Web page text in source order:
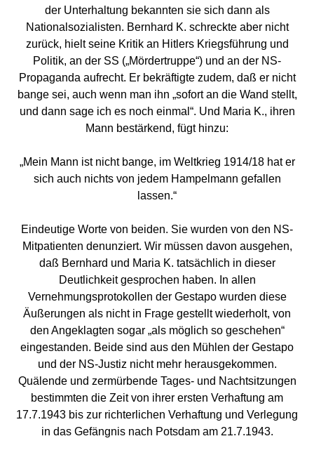
der Unterhaltung bekannten sie sich dann als
Nationalsozialisten. Bernhard K. schreckte aber nicht
zurück, hielt seine Kritik an Hitlers Kriegsführung und
Politik, an der SS („Mördertruppe“) und an der NS-
Propaganda aufrecht. Er bekräftigte zudem, daß er nicht
bange sei, auch wenn man ihn „sofort an die Wand stellt,
und dann sage ich es noch einmal“. Und Maria K., ihren
Mann bestärkend, fügt hinzu:
„Mein Mann ist nicht bange, im Weltkrieg 1914/18 hat er
sich auch nichts von jedem Hampelmann gefallen
lassen.“
Eindeutige Worte von beiden. Sie wurden von den NS-
Mitpatienten denunziert. Wir müssen davon ausgehen,
daß Bernhard und Maria K. tatsächlich in dieser
Deutlichkeit gesprochen haben. In allen
Vernehmungsprotokollen der Gestapo wurden diese
Äußerungen als nicht in Frage gestellt wiederholt, von
den Angeklagten sogar „als möglich so geschehen“
eingestanden. Beide sind aus den Mühlen der Gestapo
und der NS-Justiz nicht mehr herausgekommen.
Quälende und zermürbende Tages- und Nachtsitzungen
bestimmten die Zeit von ihrer ersten Verhaftung am
17.7.1943 bis zur richterlichen Verhaftung und Verlegung
in das Gefängnis nach Potsdam am 21.7.1943.